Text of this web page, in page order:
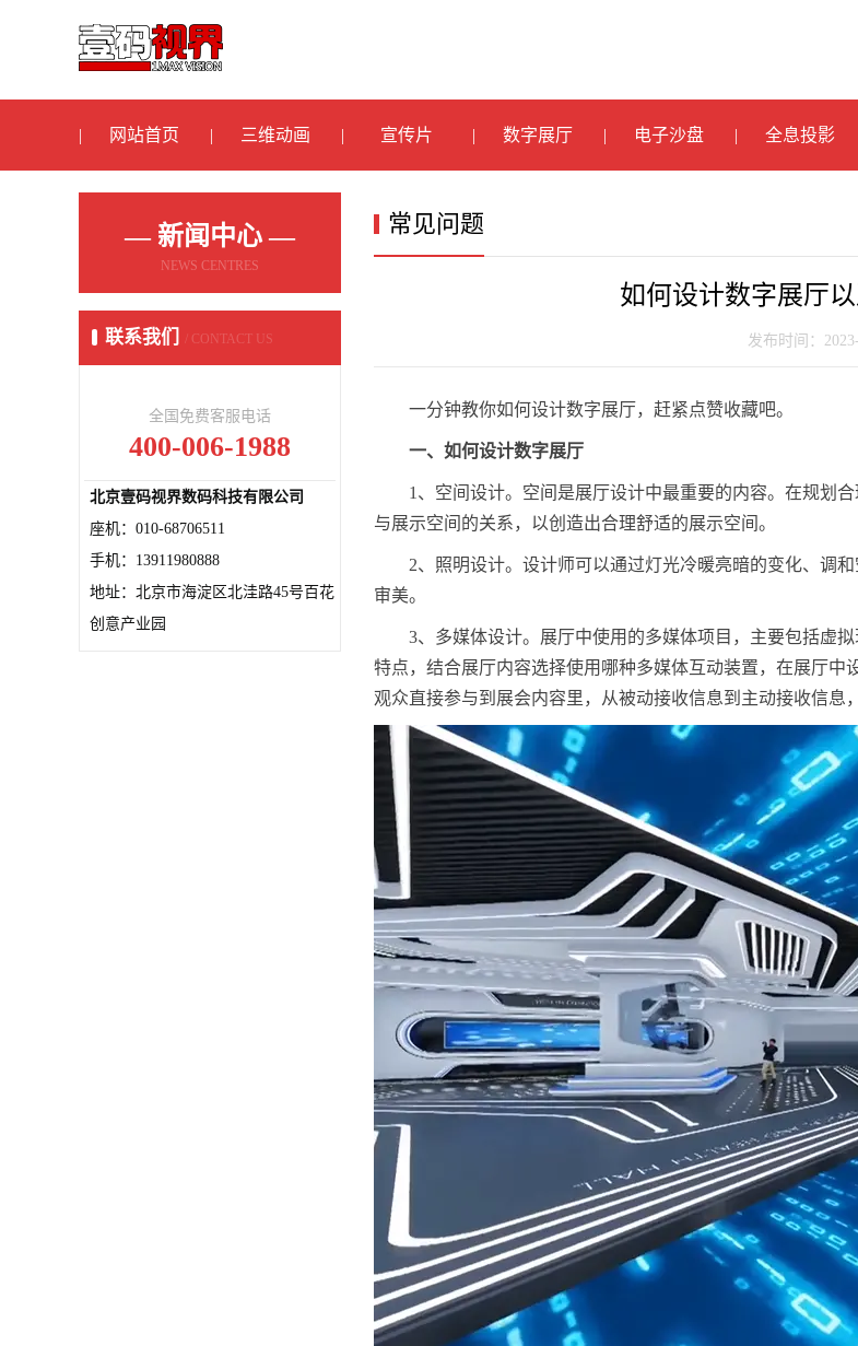
网站首页 三维动画 宣传片 数字展厅 电子沙盘 全息投影
— 新闻中心 —
NEWS CENTRES
联系我们 / CONTACT US
全国免费客服电话
400-006-1988
北京壹码视界数码科技有限公司
座机：010-68706511
手机：13911980888
地址：北京市海淀区北洼路45号百花
创意产业园
常见问题
如何设计数字展厅
发布时间：
一分钟教你如何设计数字展厅，赶紧点赞收藏吧。
一、如何设计数字展厅
1、空间设计。空间是展厅设计中最重要的内容。在规划
与展示空间的关系，以创造出合理舒适的展示空间。
2、照明设计。设计师可以通过灯光冷暖亮暗的变化、调
审美。
3、多媒体设计。展厅中使用的多媒体项目，主要包括虚
特点，结合展厅内容选择使用哪种多媒体互动装置，在展厅
观众直接参与到展会内容里，从被动接收信息到主动接收信息